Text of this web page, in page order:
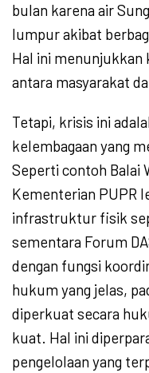
bulan karena air
lumpur akibat
Hal ini menunjukkan
antara masyarakat
Tetapi, krisis ini
kelembagaan yang
Seperti contoh Balai
Kementerian PUPR
infrastruktur fisik
sementara Forum
dengan fungsi
hukum yang jelas,
diperkuat secara
kuat. Hal ini
pengelolaan yang